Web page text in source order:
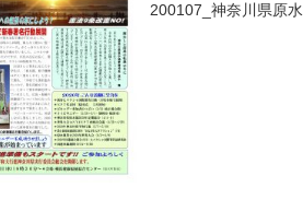
200107_神奈川県原